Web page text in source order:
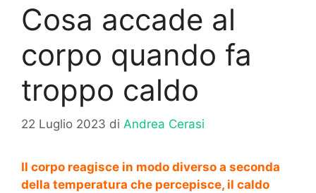
Cosa accade al
corpo quando fa
troppo caldo
22 Luglio 2023 di Andrea Cerasi
Il corpo reagisce in modo diverso a seconda
della temperatura che percepisce, il caldo